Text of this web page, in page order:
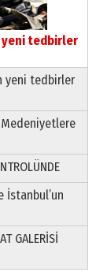
yeni tedbirler
yeni tedbirler
Medeniyetlere
İstanbul’un
GALERİSİ